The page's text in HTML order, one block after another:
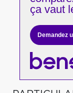
ça vaut
Demandez